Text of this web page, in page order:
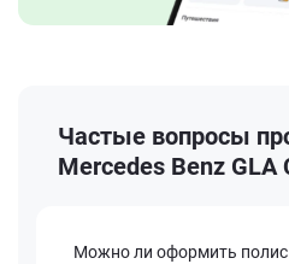
Частые вопросы
Mercedes Benz
Можно ли оформить